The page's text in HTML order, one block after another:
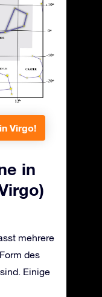
Virgo!
in
mehrere
des
Einige